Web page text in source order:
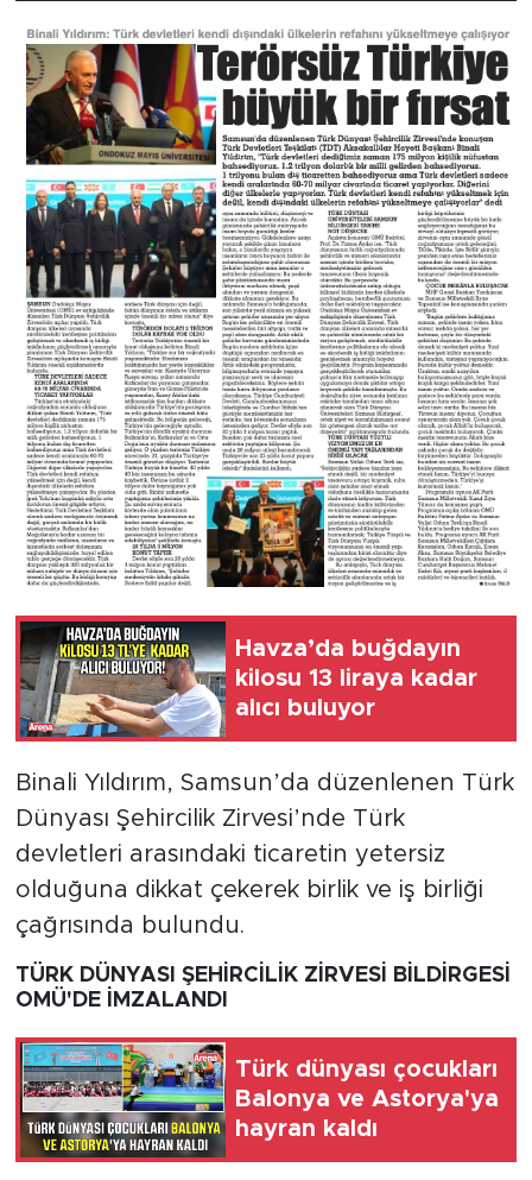
Havza’da buğdayın
kilosu 13 liraya kadar
alıcı buluyor
Binali Yıldırım, Samsun’da düzenlenen Türk
Dünyası Şehircilik Zirvesi’nde Türk
devletleri arasındaki ticaretin yetersiz
olduğuna dikkat çekerek birlik ve iş birliği
çağrısında bulundu.
TÜRK DÜNYASI ŞEHİRCİLİK ZİRVESİ BİLDİRGESİ
OMÜ'DE İMZALANDI
Türk dünyası çocukları
Balonya ve Astorya'ya
hayran kaldı